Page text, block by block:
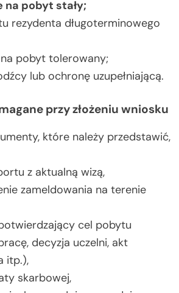
na pobyt stały;
rezydenta długoterminowego
pobyt tolerowany;
lub ochronę uzupełniającą.
przy złożeniu wniosku
które należy przedstawić,
z aktualną wizą,
zameldowania na terenie
cel pobytu
decyzja uczelni, akt
itp.),
skarbowej,